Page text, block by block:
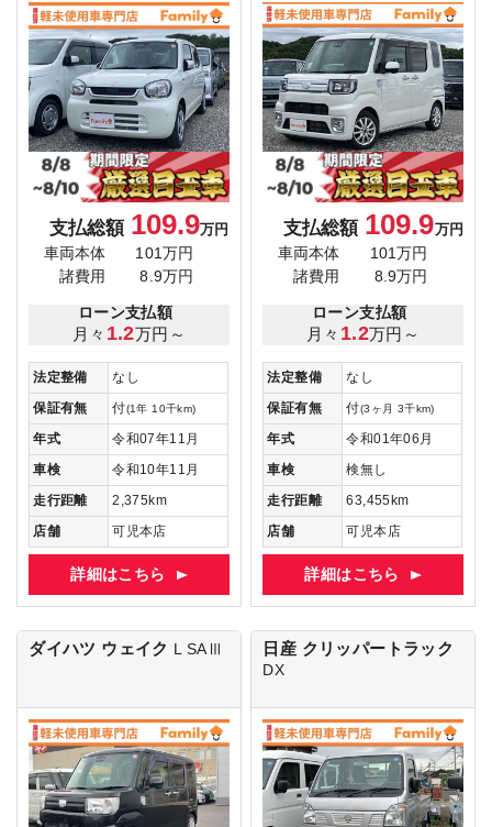
支払総額 109.9万円
車両本体
101万円
諸費用
8.9万円
ローン支払額
月々 1.2万円～
法定整備
なし
保証有無
付(1年 10千km)
年式
令和07年11月
車検
令和10年11月
走行距離
2,375km
店舗
可児本店
詳細はこちら
支払総額 109.9万円
車両本体
101万円
諸費用
8.9万円
ローン支払額
月々 1.2万円～
法定整備
なし
保証有無
付(3ヶ月 3千km)
年式
令和01年06月
車検
検無し
走行距離
63,455km
店舗
可児本店
詳細はこちら
ダイハツ ウェイク L SAⅢ 日産 クリッパートラック
DX